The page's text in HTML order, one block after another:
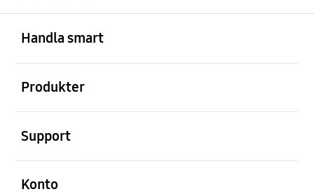
Handla smart
Produkter
Support
Konto